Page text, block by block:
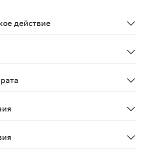
действие